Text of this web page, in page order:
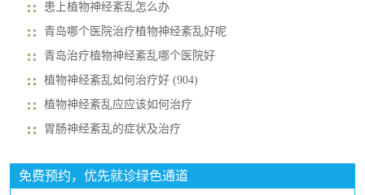
患上植物神经紊乱怎么办
青岛哪个医院治疗植物神经紊乱好呢
青岛治疗植物神经紊乱哪个医院好
植物神经紊乱如何治疗好 (904)
植物神经紊乱应应该如何治疗
胃肠神经紊乱的症状及治疗
免费预约，优先就诊绿色通道